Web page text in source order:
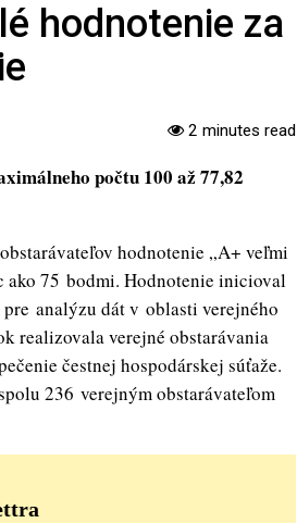
hodnotenie za
2 minutes read
počtu 100 až 77,82
hodnotenie „A+ veľmi
ako 75 bodmi. Hodnotenie inicioval
analýzu dát v oblasti verejného
realizovala verejné obstarávania
čestnej hospodárskej súťaže.
236 verejným obstarávateľom